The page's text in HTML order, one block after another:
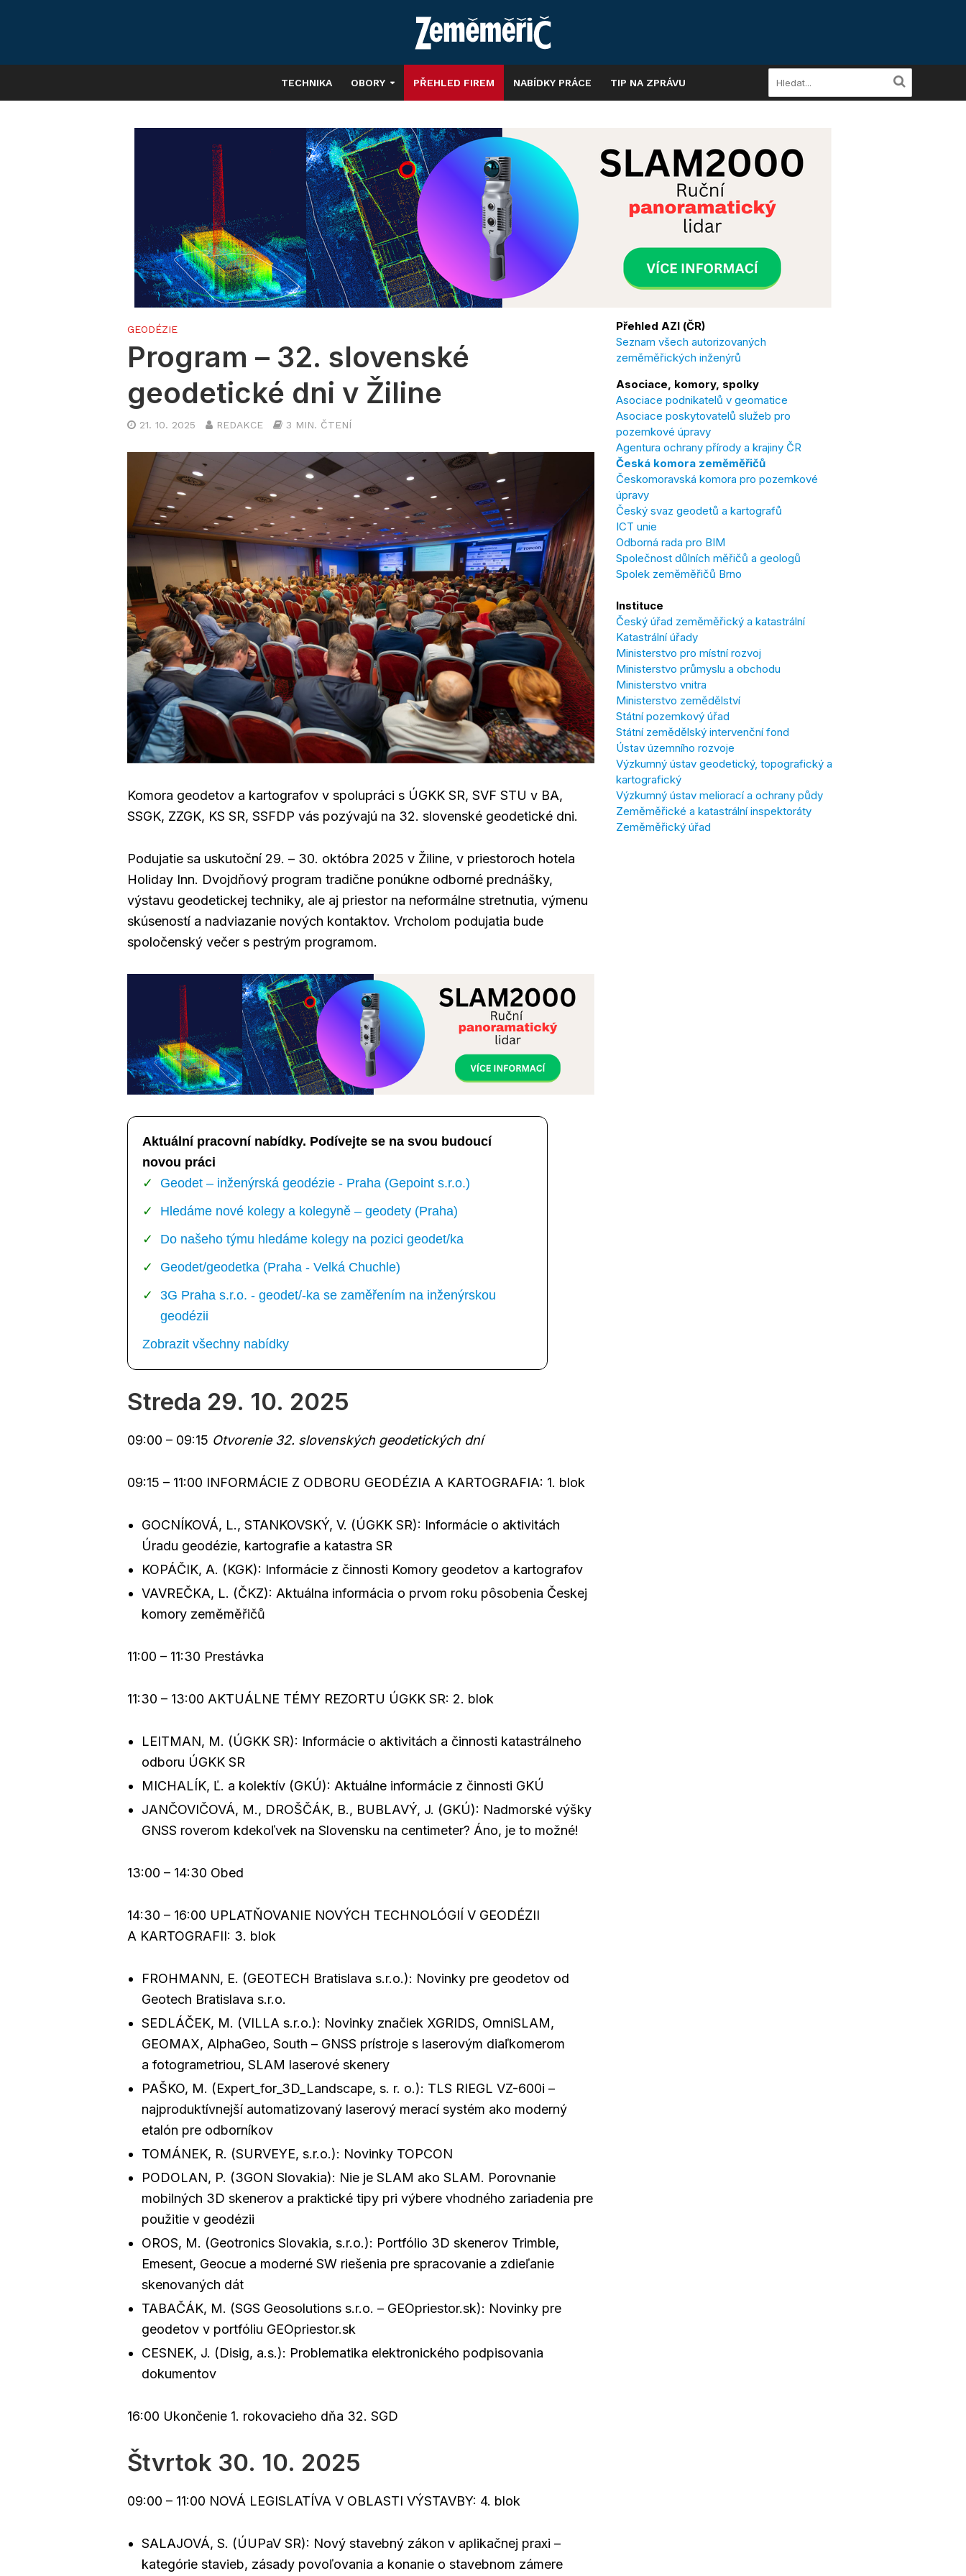
TECHNIKA OBORY PŘEHLED FIREM NABÍDKY PRÁCE TIP NA ZPRÁVU
GEODÉZIE
Program – 32. slovenské
geodetické dni v Žiline
21. 10. 2025 REDAKCE 3 MIN. ČTENÍ
Komora geodetov a kartografov v spolupráci s ÚGKK SR, SVF STU v BA,
SSGK, ZZGK, KS SR, SSFDP vás pozývajú na 32. slovenské geodetické dni.
Podujatie sa uskutoční 29. – 30. októbra 2025 v Žiline, v priestoroch hotela
Holiday Inn. Dvojdňový program tradične ponúkne odborné prednášky,
výstavu geodetickej techniky, ale aj priestor na neformálne stretnutia, výmenu
skúseností a nadviazanie nových kontaktov. Vrcholom podujatia bude
spoločenský večer s pestrým programom.
Aktuální pracovní nabídky. Podívejte se na svou budoucí
novou práci
Geodet – inženýrská geodézie - Praha (Gepoint s.r.o.)
Hledáme nové kolegy a kolegyně – geodety (Praha)
Do našeho týmu hledáme kolegy na pozici geodet/ka
Geodet/geodetka (Praha - Velká Chuchle)
3G Praha s.r.o. - geodet/-ka se zaměřením na inženýrskou
geodézii
Zobrazit všechny nabídky
Streda 29. 10. 2025
09:00 – 09:15 Otvorenie 32. slovenských geodetických dní
09:15 – 11:00 INFORMÁCIE Z ODBORU GEODÉZIA A KARTOGRAFIA: 1. blok
GOCNÍKOVÁ, L., STANKOVSKÝ, V. (ÚGKK SR): Informácie o aktivitách
Úradu geodézie, kartografie a katastra SR
KOPÁČIK, A. (KGK): Informácie z činnosti Komory geodetov a kartografov
VAVREČKA, L. (ČKZ): Aktuálna informácia o prvom roku pôsobenia Českej
komory zeměměřičů
11:00 – 11:30 Prestávka
11:30 – 13:00 AKTUÁLNE TÉMY REZORTU ÚGKK SR: 2. blok
LEITMAN, M. (ÚGKK SR): Informácie o aktivitách a činnosti katastrálneho
odboru ÚGKK SR
MICHALÍK, Ľ. a kolektív (GKÚ): Aktuálne informácie z činnosti GKÚ
JANČOVIČOVÁ, M., DROŠČÁK, B., BUBLAVÝ, J. (GKÚ): Nadmorské výšky
GNSS roverom kdekoľvek na Slovensku na centimeter? Áno, je to možné!
13:00 – 14:30 Obed
14:30 – 16:00 UPLATŇOVANIE NOVÝCH TECHNOLÓGIÍ V GEODÉZII
A KARTOGRAFII: 3. blok
FROHMANN, E. (GEOTECH Bratislava s.r.o.): Novinky pre geodetov od
Geotech Bratislava s.r.o.
SEDLÁČEK, M. (VILLA s.r.o.): Novinky značiek XGRIDS, OmniSLAM,
GEOMAX, AlphaGeo, South – GNSS prístroje s laserovým diaľkomerom
a fotogrametriou, SLAM laserové skenery
PAŠKO, M. (Expert_for_3D_Landscape, s. r. o.): TLS RIEGL VZ-600i –
najproduktívnejší automatizovaný laserový merací systém ako moderný
etalón pre odborníkov
TOMÁNEK, R. (SURVEYE, s.r.o.): Novinky TOPCON
PODOLAN, P. (3GON Slovakia): Nie je SLAM ako SLAM. Porovnanie
mobilných 3D skenerov a praktické tipy pri výbere vhodného zariadenia pre
použitie v geodézii
OROS, M. (Geotronics Slovakia, s.r.o.): Portfólio 3D skenerov Trimble,
Emesent, Geocue a moderné SW riešenia pre spracovanie a zdieľanie
skenovaných dát
TABAČÁK, M. (SGS Geosolutions s.r.o. – GEOpriestor.sk): Novinky pre
geodetov v portfóliu GEOpriestor.sk
CESNEK, J. (Disig, a.s.): Problematika elektronického podpisovania
dokumentov
16:00 Ukončenie 1. rokovacieho dňa 32. SGD
Štvrtok 30. 10. 2025
09:00 – 11:00 NOVÁ LEGISLATÍVA V OBLASTI VÝSTAVBY: 4. blok
SALAJOVÁ, S. (ÚUPaV SR): Nový stavebný zákon v aplikačnej praxi –
kategórie stavieb, zásady povoľovania a konanie o stavebnom zámere
Přehled AZI (ČR)
Seznam všech autorizovaných
zeměměřických inženýrů
Asociace, komory, spolky
Asociace podnikatelů v geomatice
Asociace poskytovatelů služeb pro
pozemkové úpravy
Agentura ochrany přírody a krajiny ČR
Česká komora zeměměřičů
Českomoravská komora pro pozemkové
úpravy
Český svaz geodetů a kartografů
ICT unie
Odborná rada pro BIM
Společnost důlních měřičů a geologů
Spolek zeměměřičů Brno
Instituce
Český úřad zeměměřický a katastrální
Katastrální úřady
Ministerstvo pro místní rozvoj
Ministerstvo průmyslu a obchodu
Ministerstvo vnitra
Ministerstvo zemědělství
Státní pozemkový úřad
Státní zemědělský intervenční fond
Ústav územního rozvoje
Výzkumný ústav geodetický, topografický a
kartografický
Výzkumný ústav meliorací a ochrany půdy
Zeměměřické a katastrální inspektoráty
Zeměměřický úřad